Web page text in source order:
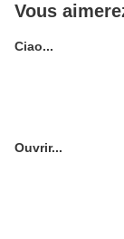
Vous
Ciao...
Ouvrir...